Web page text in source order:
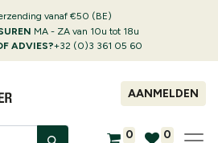
vanaf €50 (BE)
MA - ZA van 10u tot 18u
ADVIES?+32 (0)3 361 05 60
AANMELDEN
0 0